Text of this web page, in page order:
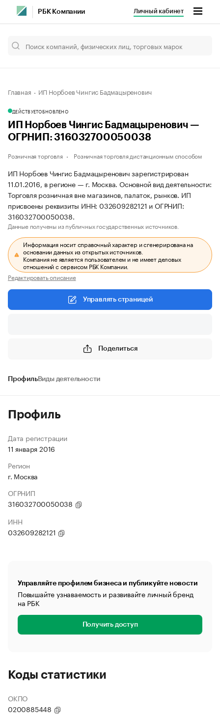
РБК Компании Личный кабинет
Главная ИП Норбоев Чингис Бадмацыренович
ДЕЙСТВУЕТОБНОВЛЕНО
ИП Норбоев Чингис Бадмацыренович —
ОГРНИП: 316032700050038
Розничная торговля Розничная торговля дистанционным способом
ИП Норбоев Чингис Бадмацыренович зарегистрирован
11.01.2016, в регионе — г. Москва. Основной вид деятельности:
Торговля розничная вне магазинов, палаток, рынков. ИП
присвоены реквизиты ИНН: 032609282121 и ОГРНИП:
316032700050038.
Данные получены из публичных государственных источников.
Информация носит справочный характер и сгенерирована на
основании данных из открытых источников.
Компания не является пользователем и не имеет деловых
отношений с сервисом РБК Компании.
Редактировать описание
Управлять страницей
Поделиться
ПрофильВиды деятельности
Профиль
Дата регистрации
11 января 2016
Регион
г. Москва
ОГРНИП
316032700050038
ИНН
032609282121
Управляйте профилем бизнеса и публикуйте новости
Повышайте узнаваемость и развивайте личный бренд
на РБК
Получить доступ
Коды статистики
ОКПО
0200885448